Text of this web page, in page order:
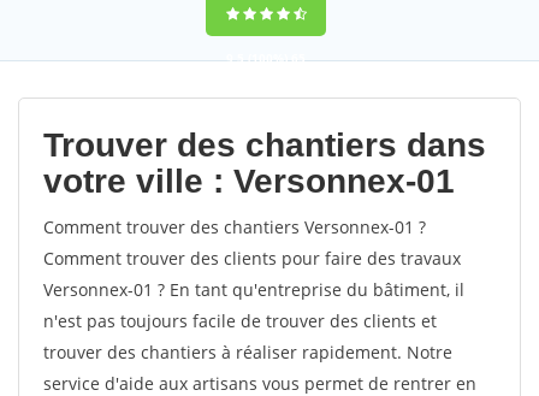
9,5(100%)65
votes
Trouver des chantiers dans
votre ville : Versonnex-01
Comment trouver des chantiers Versonnex-01 ?
Comment trouver des clients pour faire des travaux
Versonnex-01 ? En tant qu'entreprise du bâtiment, il
n'est pas toujours facile de trouver des clients et
trouver des chantiers à réaliser rapidement. Notre
service d'aide aux artisans vous permet de rentrer en